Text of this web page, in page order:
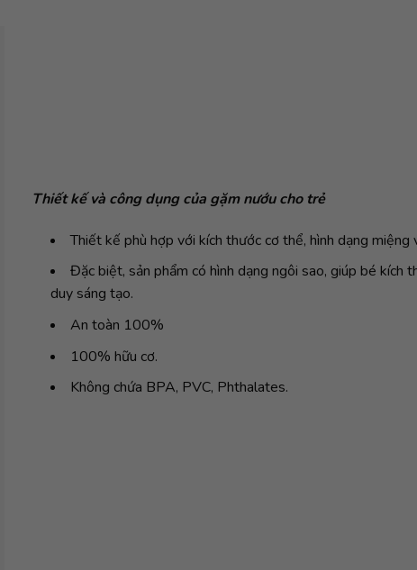
Thiết kế và công dụng của gặm nướu cho trẻ
Thiết kế phù hợp với kích thước cơ thể, hình dạng miệng
Đặc biệt, sản phẩm có hình dạng ngôi sao, giúp bé kích
duy sáng tạo.
An toàn 100%
100% hữu cơ.
Không chứa BPA, PVC, Phthalates.